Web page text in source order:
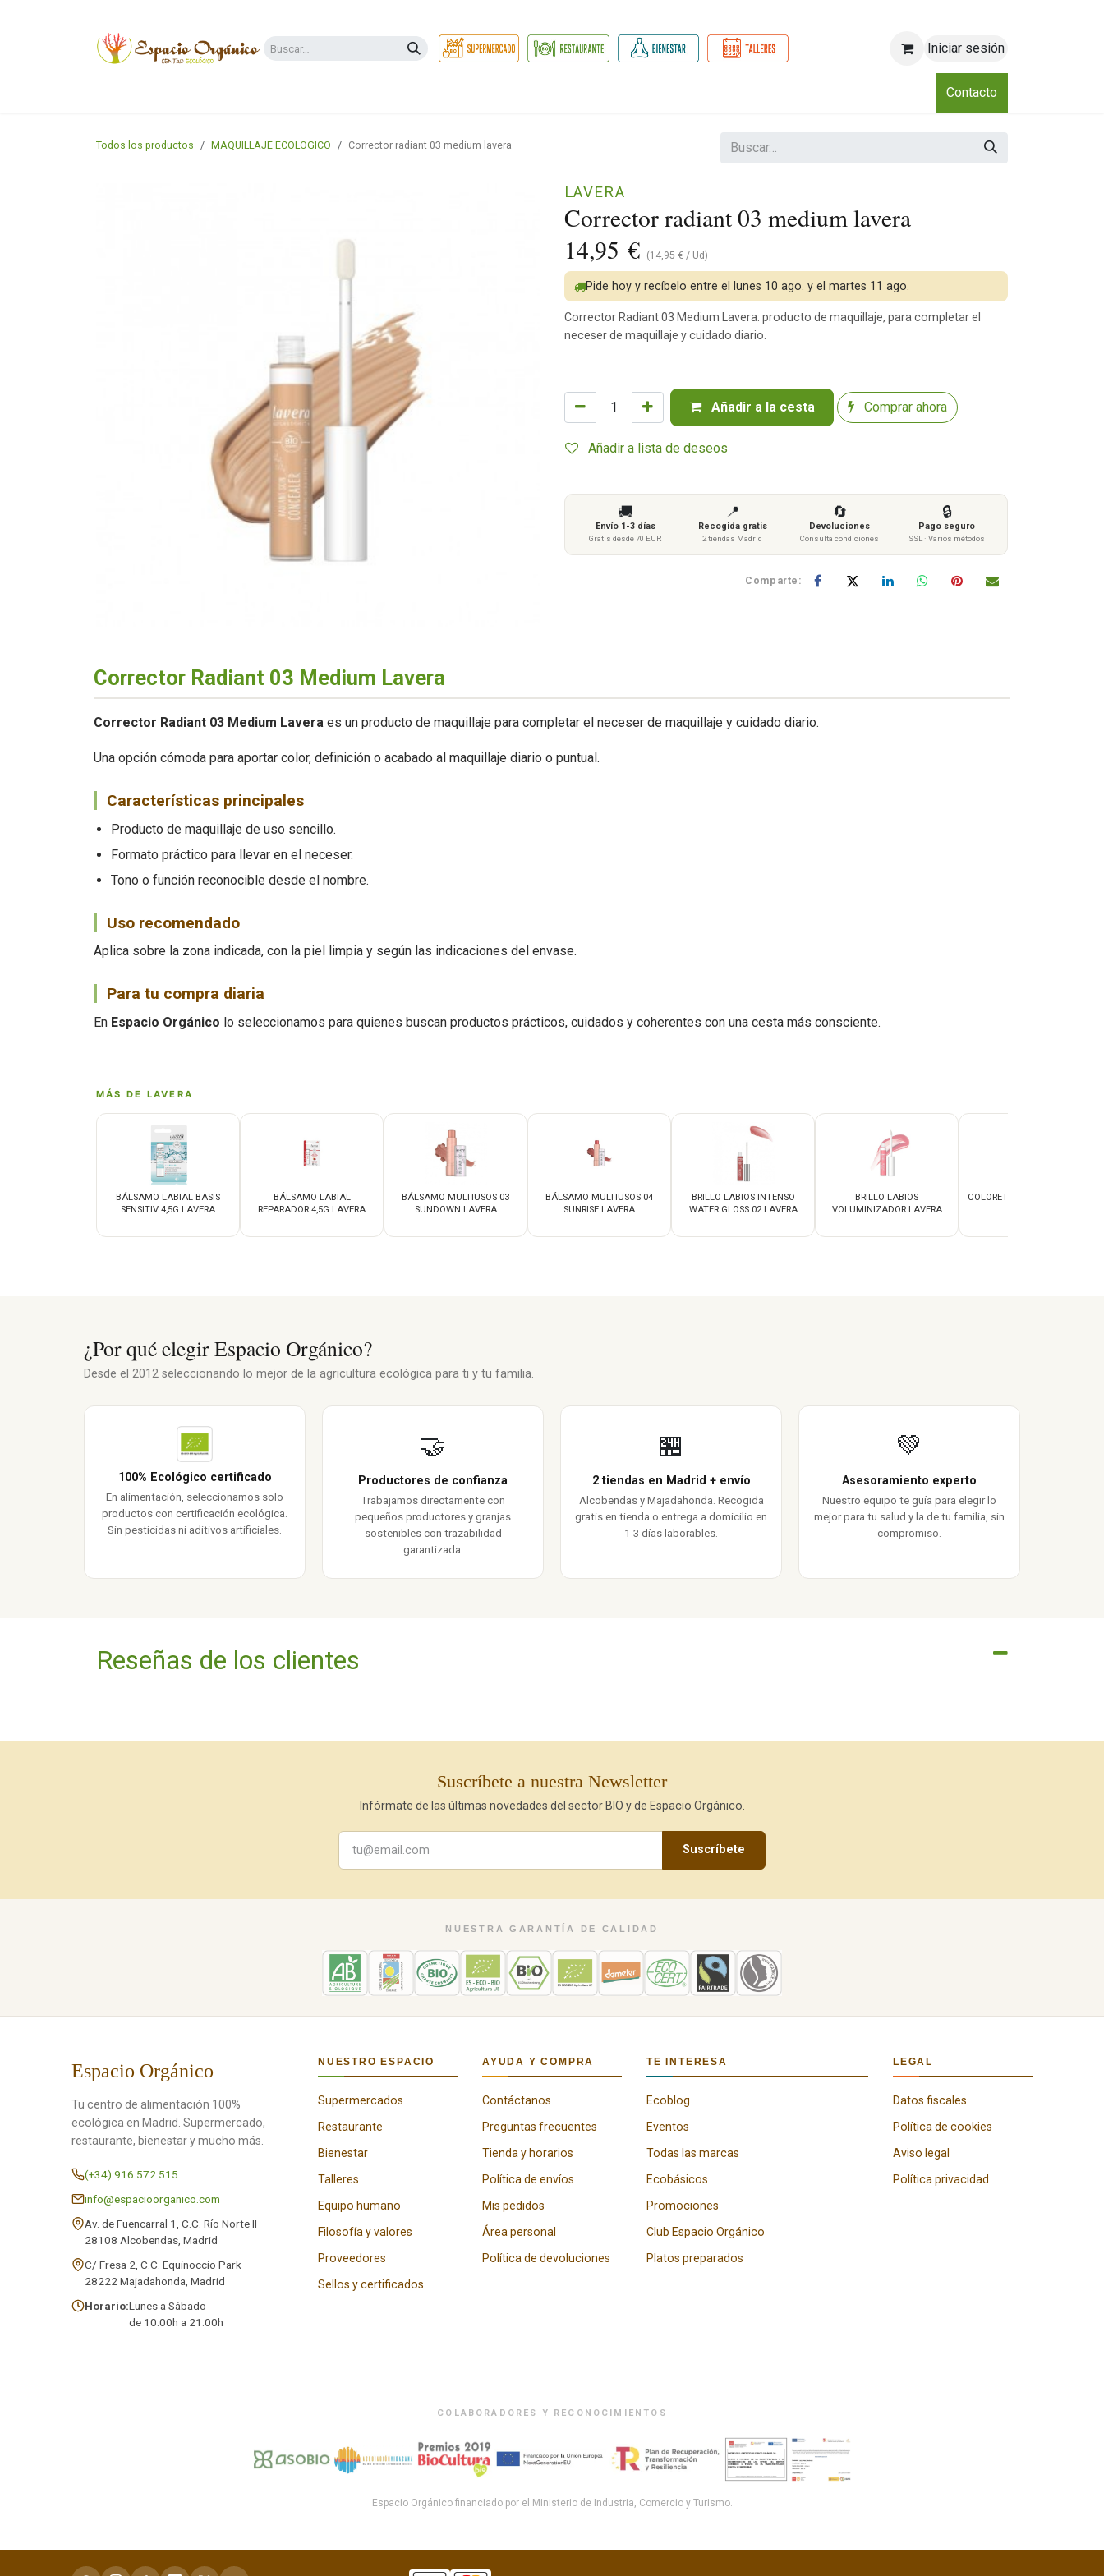
Iniciar sesión
Club
Contacto
Todos los productos MAQUILLAJE ECOLOGICO Corrector radiant 03 medium lavera
Corrector radiant 03 medium lavera
LAVERA
14,95 € (14,95 € / Ud)
Añadir a la cesta Comprar ahora
Añadir a lista de deseos
Pide hoy y recíbelo entre el lunes 10 ago. y el martes 11 ago.
Corrector Radiant 03 Medium Lavera: producto de maquillaje, para completar el
neceser de maquillaje y cuidado diario.
🚚
Envío 1-3 días
Gratis desde 70 EUR
📍
Recogida gratis
2 tiendas Madrid
🔄
Devoluciones
Consulta condiciones
🔒
Pago seguro
SSL · Varios métodos
Comparte:
Corrector Radiant 03 Medium Lavera
Corrector Radiant 03 Medium Lavera es un producto de maquillaje para completar el neceser de maquillaje y cuidado diario.
Una opción cómoda para aportar color, definición o acabado al maquillaje diario o puntual.
Características principales
Producto de maquillaje de uso sencillo.
Formato práctico para llevar en el neceser.
Tono o función reconocible desde el nombre.
Uso recomendado
Aplica sobre la zona indicada, con la piel limpia y según las indicaciones del envase.
Para tu compra diaria
En Espacio Orgánico lo seleccionamos para quienes buscan productos prácticos, cuidados y coherentes con una cesta más consciente.
MÁS DE LAVERA
BÁLSAMO LABIAL BASIS
SENSITIV 4,5G LAVERA
BÁLSAMO LABIAL
REPARADOR 4,5G LAVERA
BÁLSAMO MULTIUSOS 03
SUNDOWN LAVERA
BÁLSAMO MULTIUSOS 04
SUNRISE LAVERA
BRILLO LABIOS INTENSO
WATER GLOSS 02 LAVERA
BRILLO LABIOS
VOLUMINIZADOR LAVERA
COLORETE 01 PEACH LAVERA
¿Por qué elegir Espacio Orgánico?
Desde el 2012 seleccionando lo mejor de la agricultura ecológica para ti y tu familia.
100% Ecológico certificado
En alimentación, seleccionamos solo
productos con certificación ecológica.
Sin pesticidas ni aditivos artificiales.
🤝
Productores de confianza
Trabajamos directamente con
pequeños productores y granjas
sostenibles con trazabilidad
garantizada.
🏪
2 tiendas en Madrid + envío
Alcobendas y Majadahonda. Recogida
gratis en tienda o entrega a domicilio en
1-3 días laborables.
💚
Asesoramiento experto
Nuestro equipo te guía para elegir lo
mejor para tu salud y la de tu familia, sin
compromiso.
Reseñas de los clientes
Suscríbete a nuestra Newsletter
Infórmate de las últimas novedades del sector BIO y de Espacio Orgánico.
Suscríbete
NUESTRA GARANTÍA DE CALIDAD
Espacio Orgánico
Tu centro de alimentación 100%
ecológica en Madrid. Supermercado,
restaurante, bienestar y mucho más.
(+34) 916 572 515
info@espacioorganico.com
Av. de Fuencarral 1, C.C. Río Norte II
28108 Alcobendas, Madrid
C/ Fresa 2, C.C. Equinoccio Park
28222 Majadahonda, Madrid
Horario:Lunes a Sábado
de 10:00h a 21:00h
NUESTRO ESPACIO
Supermercados
Restaurante
Bienestar
Talleres
Equipo humano
Filosofía y valores
Proveedores
Sellos y certificados
AYUDA Y COMPRA
Contáctanos
Preguntas frecuentes
Tienda y horarios
Política de envíos
Mis pedidos
Área personal
Política de devoluciones
TE INTERESA
Ecoblog
Eventos
Todas las marcas
Ecobásicos
Promociones
Club Espacio Orgánico
Platos preparados
LEGAL
Datos fiscales
Política de cookies
Aviso legal
Política privacidad
COLABORADORES Y RECONOCIMIENTOS
Espacio Orgánico financiado por el Ministerio de Industria, Comercio y Turismo.